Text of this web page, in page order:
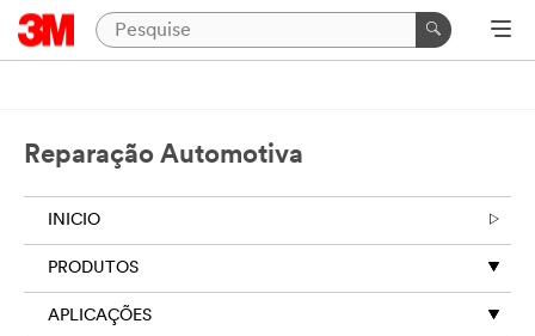
Reparação Automotiva
INICIO
PRODUTOS
APLICAÇÕES